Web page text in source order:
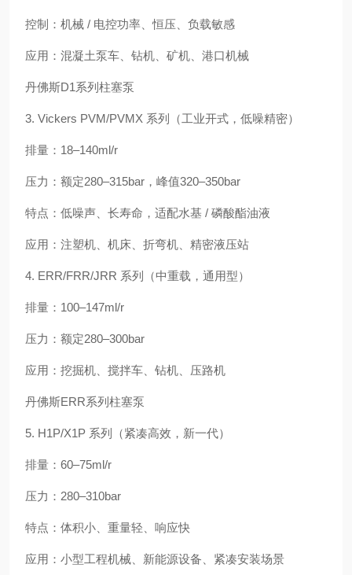
控制：机械 / 电控功率、恒压、负载敏感
应用：混凝土泵车、钻机、矿机、港口机械
丹佛斯D1系列柱塞泵
3. Vickers PVM/PVMX 系列（工业开式，低噪精密）
排量：18–140ml/r
压力：额定280–315bar，峰值320–350bar
特点：低噪声、长寿命，适配水基 / 磷酸酯油液
应用：注塑机、机床、折弯机、精密液压站
4. ERR/FRR/JRR 系列（中重载，通用型）
排量：100–147ml/r
压力：额定280–300bar
应用：挖掘机、搅拌车、钻机、压路机
丹佛斯ERR系列柱塞泵
5. H1P/X1P 系列（紧凑高效，新一代）
排量：60–75ml/r
压力：280–310bar
特点：体积小、重量轻、响应快
应用：小型工程机械、新能源设备、紧凑安装场景